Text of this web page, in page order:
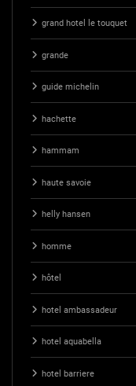
grand hotel le touquet
grande
guide michelin
hachette
hammam
haute savoie
helly hansen
homme
hôtel
hotel ambassadeur
hotel aquabella
hotel barriere